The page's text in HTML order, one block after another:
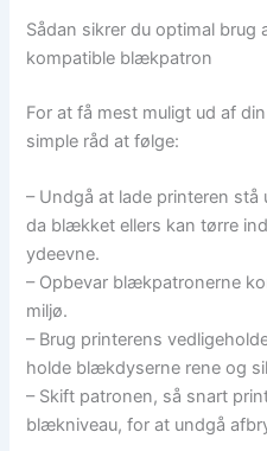
Sådan sikrer du optimal brug
kompatible blækpatron
For at få mest muligt ud af
simple råd at følge:
– Undgå at lade printeren
da blækket ellers kan tørre
ydeevne.
– Opbevar blækpatronerne
miljø.
– Brug printerens
holde blækdyserne rene og
– Skift patronen, så snart
blækniveau, for at undgå